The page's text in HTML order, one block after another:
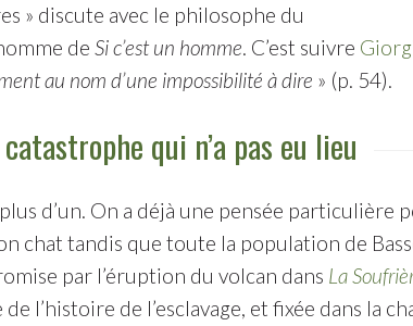
» discute avec le philosophe du
de Si c’est un homme. C’est suivre
au nom d’une impossibilité à dire » (p. 54).
qui n’a pas eu lieu
d’un. On a déjà une pensée particulière
chat tandis que toute la population de
par l’éruption du volcan dans La
l’histoire de l’esclavage, et fixée dans la